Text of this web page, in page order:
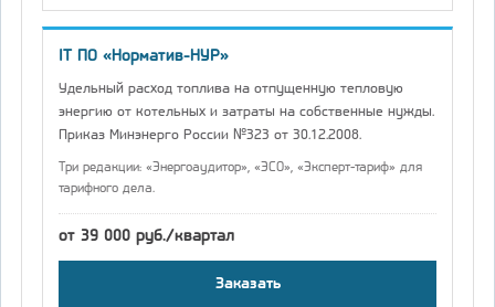
IT ПО «Норматив-НУР»
Удельный расход топлива на отпущенную тепловую
энергию от котельных и затраты на собственные нужды.
Приказ Минэнерго России №323 от 30.12.2008.
Три редакции: «Энергоаудитор», «ЭСО», «Эксперт-тариф» для
тарифного дела.
от 39 000 руб./квартал
Заказать